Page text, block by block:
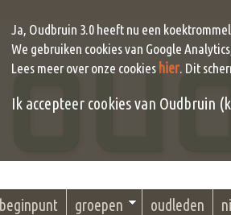
beginpunt groepen oudleden
Ja, Oudbruin 3.0 heeft nu een
We gebruiken cookies van Google
Lees meer over onze cookies hier. Dit
Ik accepteer cookies van Oudbruin